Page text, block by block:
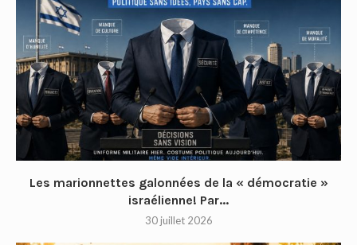
Les marionnettes galonnées de la « démocratie »
israélienne! Par...
30 juillet 2026